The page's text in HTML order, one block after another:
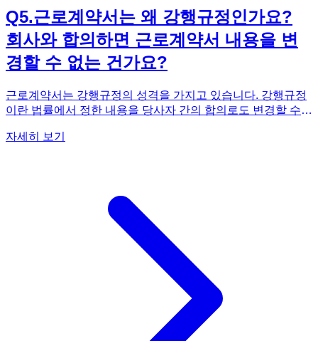
Q5.근로계약서는 왜 강행규정인가요?
회사와 합의하면 근로계약서 내용을 변
경할 수 없는 건가요?
근로계약서는 강행규정의 성격을 가지고 있습니다. 강행규정
이란 법률에서 정한 내용을 당사자 간의 합의로도 변경할 수
익을 보호하기 위해 다양한 강행규정을 두고 있으며, 근로계약
불리하게 변경할 수 없습니다. 만약 회사와 근로자가 합의하여
근로기준법에 위반되는 내용을 근로계약서에 작성하더라도,
해당 부분은 무효가 됩니다. 즉, 근로기준법이 우선 적용되는
것이죠. 이는 근로자가 회사보다 약자의 위치에 있기 때문에,
회사가 부당하게 근로계약 조건을 설정하는 것을 방지하기 위
한 것입니다. 따라서 근로계약서를 작성할 때는 근로기준법의
내용을 꼼꼼히 확인하고, 불리한 조건이 없는지 신중하게 검토
식을 만화로 쉽고 재미있게 배우고 싶다면, 《법으로 버업
(Ver.Up)되는 만화》를 추천합니다. 25가지 필수 법 상식을 통
자세히 보기